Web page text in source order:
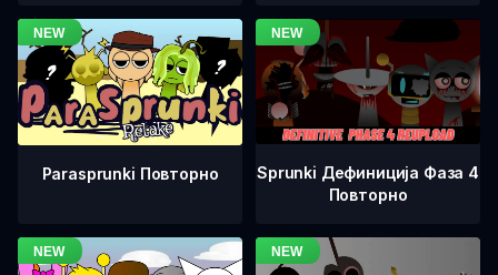
Parasprunki Повторно
Sprunki Дефиниција Фаза 4
Повторно